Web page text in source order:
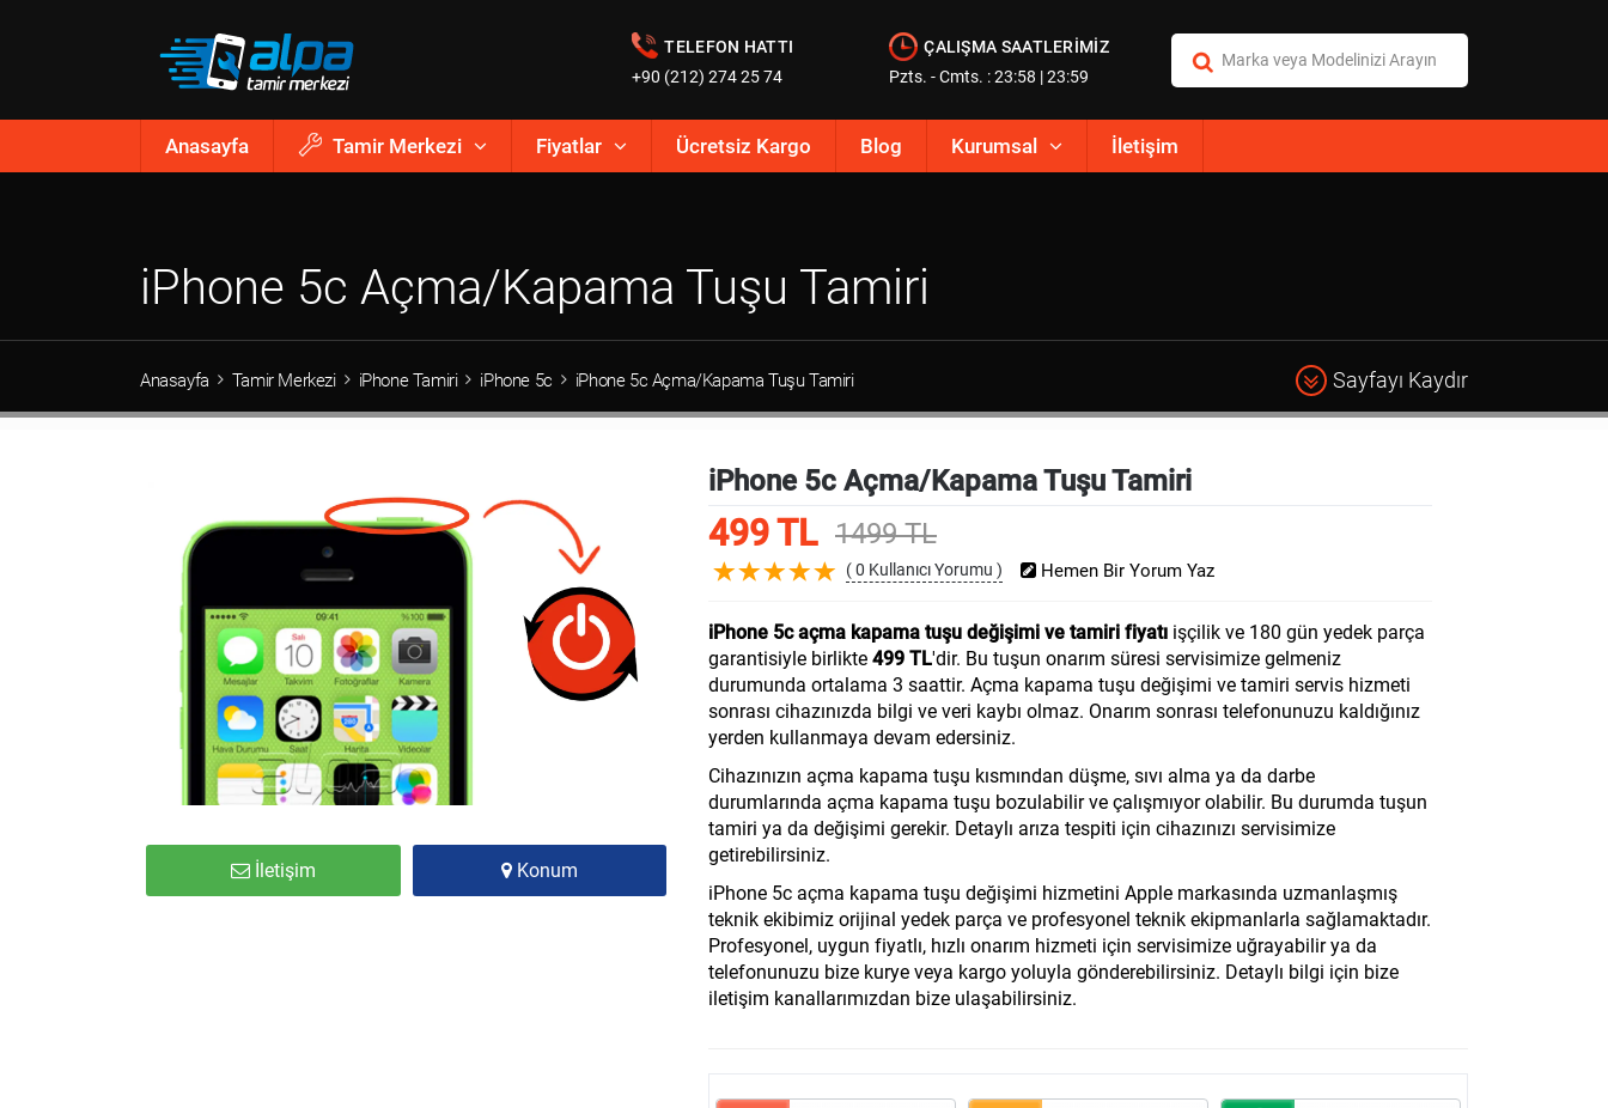
ÇALIŞMA SAATLERİMİZ
Pzts. - Cmts. : 23:58 | 23:59
TELEFON HATTI
+90 (212) 274 25 74
Anasayfa Tamir Merkezi Fiyatlar Ücretsiz Kargo Blog Kurumsal İletişim
iPhone 5c Açma/Kapama Tuşu Tamiri
Anasayfa Tamir Merkezi iPhone Tamiri iPhone 5c iPhone 5c Açma/Kapama Tuşu Tamiri Sayfayı Kaydır
İletişim Konum
iPhone 5c Açma/Kapama Tuşu Tamiri
499 TL 1499 TL
( 0 Kullanıcı Yorumu ) Hemen Bir Yorum Yaz
iPhone 5c açma kapama tuşu değişimi ve tamiri fiyatı işçilik ve 180 gün yedek parça
garantisiyle birlikte 499 TL'dir. Bu tuşun onarım süresi servisimize gelmeniz
durumunda ortalama 3 saattir. Açma kapama tuşu değişimi ve tamiri servis hizmeti
sonrası cihazınızda bilgi ve veri kaybı olmaz. Onarım sonrası telefonunuzu kaldığınız
yerden kullanmaya devam edersiniz.
Cihazınızın açma kapama tuşu kısmından düşme, sıvı alma ya da darbe
durumlarında açma kapama tuşu bozulabilir ve çalışmıyor olabilir. Bu durumda tuşun
tamiri ya da değişimi gerekir. Detaylı arıza tespiti için cihazınızı servisimize
getirebilirsiniz.
iPhone 5c açma kapama tuşu değişimi hizmetini Apple markasında uzmanlaşmış
teknik ekibimiz orijinal yedek parça ve profesyonel teknik ekipmanlarla sağlamaktadır.
Profesyonel, uygun fiyatlı, hızlı onarım hizmeti için servisimize uğrayabilir ya da
telefonunuzu bize kurye veya kargo yoluyla gönderebilirsiniz. Detaylı bilgi için bize
iletişim kanallarımızdan bize ulaşabilirsiniz.